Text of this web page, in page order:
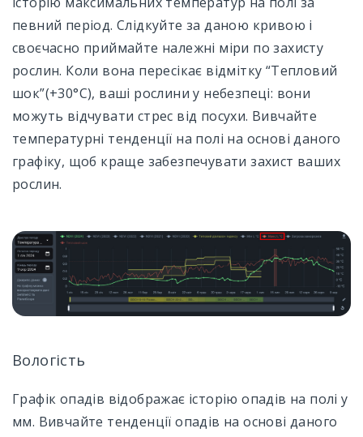
певний період. Слідкуйте за даною кривою і
своєчасно приймайте належні міри по захисту
рослин. Коли вона пересікає відмітку “Тепловий
шок”(+30°C), ваші рослини у небезпеці: вони
можуть відчувати стрес від посухи. Вивчайте
температурні тенденції на полі на основі даного
графіку, щоб краще забезпечувати захист ваших
рослин.
Вологість
Графік опадів відображає історію опадів на полі у
мм. Вивчайте тенденції опадів на основі даного